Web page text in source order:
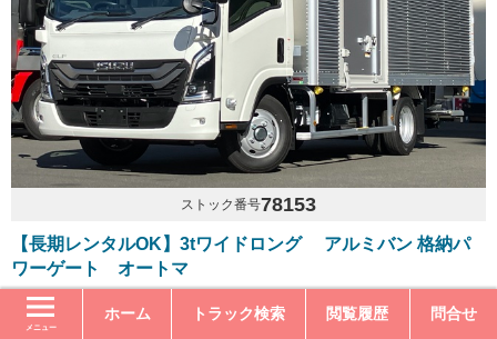
メニュー
ホーム トラック検索 閲覧履歴 問合せ
ストック番号78153
【長期レンタルOK】3tワイドロング アルミバン 格納パ
ワーゲート オートマ
年式
令和6年9月